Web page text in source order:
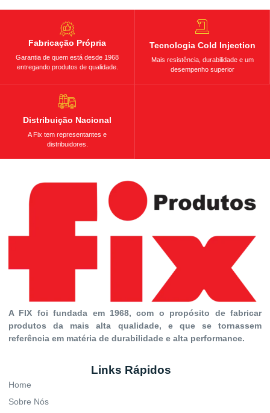
Fabricação Própria
Garantia de quem está desde 1968
entregando produtos de qualidade.
Tecnologia Cold Injection
Mais resistência, durabilidade e um
desempenho superior
Distribuição Nacional
A Fix tem representantes e
distribuidores.
A FIX foi fundada em 1968, com o propósito de fabricar
produtos da mais alta qualidade, e que se tornassem
referência em matéria de durabilidade e alta performance.
Links Rápidos
Home
Sobre Nós